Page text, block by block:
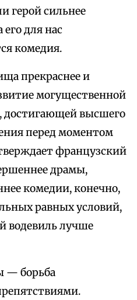
герой сильнее
для нас
комедия.
прекраснее и
могущественной
достигающей высшего
перед моментом
французский
драмы,
комедии, конечно,
равных условий,
водевиль лучше
— борьба